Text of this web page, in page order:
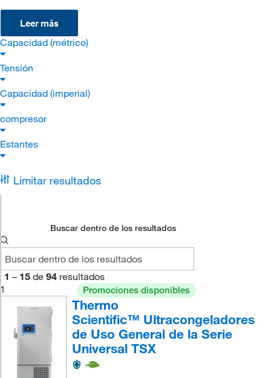
Leer más
Capacidad (métrico)
Tensión
Capacidad (imperial)
compresor
Estantes
Limitar resultados
Buscar dentro de los resultados
1 – 15 de 94 resultados
1
Promociones disponibles
Thermo
Scientific™ Ultracongeladores
de Uso General de la Serie
Universal TSX